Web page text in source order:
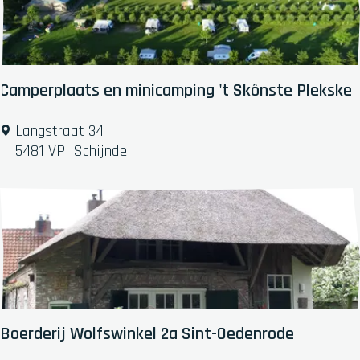
k
o
e
k
e
b
e
r
j
D
e
Camperplaats en minicamping 't Skônste Plekske
C
r
p
a
a
t
Langstraat 34
5481 VP Schijndel
Boerderij Wolfswinkel 2a Sint-Oedenrode